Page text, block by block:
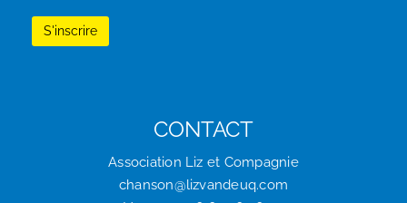
CONTACT
Association Liz et Compagnie
chanson@lizvandeuq.com